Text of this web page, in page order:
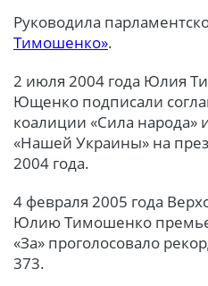
Руководила
Тимошенко».
2 июля 2004 года Юлия
Ющенко подписали
коалиции «Сила народа»
«Нашей Украины» на
2004 года.
4 февраля 2005 года
Юлию Тимошенко
«За» проголосовало
373.